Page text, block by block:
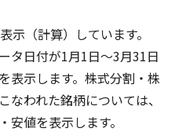
50,000
60,000
70,000
40,000
50,000
60,000
70,000
示（計算）しています。
タ日付が1月1日～3月31日
表示します。株式分割・株
なわれた銘柄については、
値を表示します。